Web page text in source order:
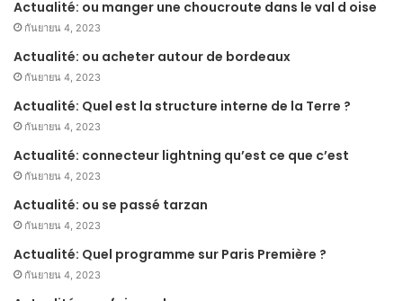
Actualité: ou manger une choucroute dans le val d oise
กันยายน 4, 2023
Actualité: ou acheter autour de bordeaux
กันยายน 4, 2023
Actualité: Quel est la structure interne de la Terre ?
กันยายน 4, 2023
Actualité: connecteur lightning qu’est ce que c’est
กันยายน 4, 2023
Actualité: ou se passé tarzan
กันยายน 4, 2023
Actualité: Quel programme sur Paris Première ?
กันยายน 4, 2023